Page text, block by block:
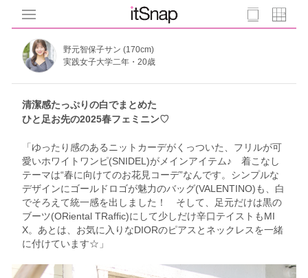
野元智保子サン (170cm)
実践女子大学二年・20歳
清潔感たっぷりの白でまとめた
ひと足お先の2025春フェミニン♡
「ゆったり感のあるニットカーデがくっついた、フリルが可
愛いホワイトワンピ(SNIDEL)がメインアイテム♪ 着こなし
テーマは“春に向けてのお花見コーデ”なんです。シンプルな
デザインにゴールドロゴが魅力のバッグ(VALENTINO)も、白
でそろえて統一感を出しました！ そして、足元だけは黒の
ブーツ(ORiental TRaffic)にして少しだけ辛口テイストもMI
X。あとは、お気に入りなDIORのピアスとネックレスを一緒
に付けています☆」